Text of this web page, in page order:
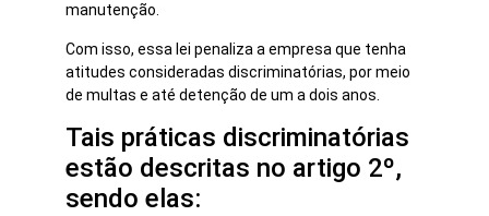
manutenção.
Com isso, essa lei penaliza a empresa que tenha
atitudes consideradas discriminatórias, por meio
de multas e até detenção de um a dois anos.
Tais práticas discriminatórias
estão descritas no artigo 2º,
sendo elas: